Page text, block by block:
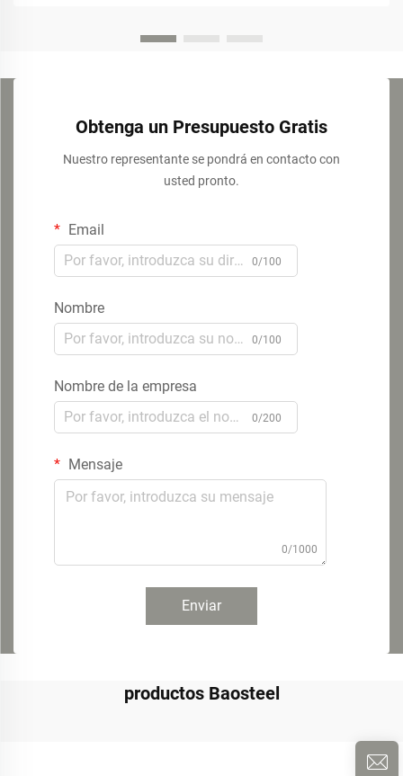
Obtenga un Presupuesto Gratis
Nuestro representante se pondrá en contacto con
usted pronto.
Email
0/100
Nombre
0/100
Nombre de la empresa
0/200
Mensaje
0/1000
Enviar
productos Baosteel